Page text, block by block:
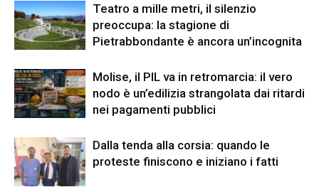
Teatro a mille metri, il silenzio
preoccupa: la stagione di
Pietrabbondante è ancora un’incognita
Molise, il PIL va in retromarcia: il vero
nodo è un’edilizia strangolata dai ritardi
nei pagamenti pubblici
Dalla tenda alla corsia: quando le
proteste finiscono e iniziano i fatti